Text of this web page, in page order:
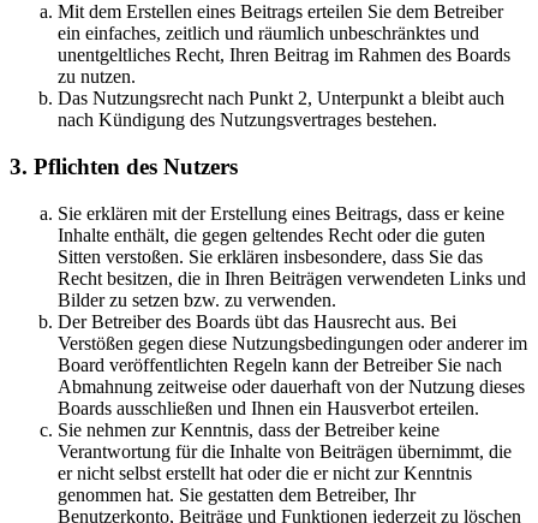
Mit dem Erstellen eines Beitrags erteilen Sie dem Betreiber
ein einfaches, zeitlich und räumlich unbeschränktes und
unentgeltliches Recht, Ihren Beitrag im Rahmen des Boards
zu nutzen.
Das Nutzungsrecht nach Punkt 2, Unterpunkt a bleibt auch
nach Kündigung des Nutzungsvertrages bestehen.
3. Pflichten des Nutzers
Sie erklären mit der Erstellung eines Beitrags, dass er keine
Inhalte enthält, die gegen geltendes Recht oder die guten
Sitten verstoßen. Sie erklären insbesondere, dass Sie das
Recht besitzen, die in Ihren Beiträgen verwendeten Links und
Bilder zu setzen bzw. zu verwenden.
Der Betreiber des Boards übt das Hausrecht aus. Bei
Verstößen gegen diese Nutzungsbedingungen oder anderer im
Board veröffentlichten Regeln kann der Betreiber Sie nach
Abmahnung zeitweise oder dauerhaft von der Nutzung dieses
Boards ausschließen und Ihnen ein Hausverbot erteilen.
Sie nehmen zur Kenntnis, dass der Betreiber keine
Verantwortung für die Inhalte von Beiträgen übernimmt, die
er nicht selbst erstellt hat oder die er nicht zur Kenntnis
genommen hat. Sie gestatten dem Betreiber, Ihr
Benutzerkonto, Beiträge und Funktionen jederzeit zu löschen